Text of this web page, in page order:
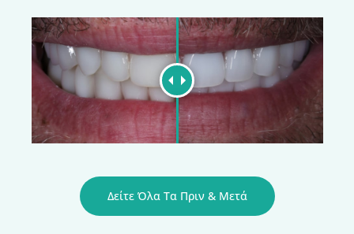
Δείτε Όλα Τα Πριν & Μετά